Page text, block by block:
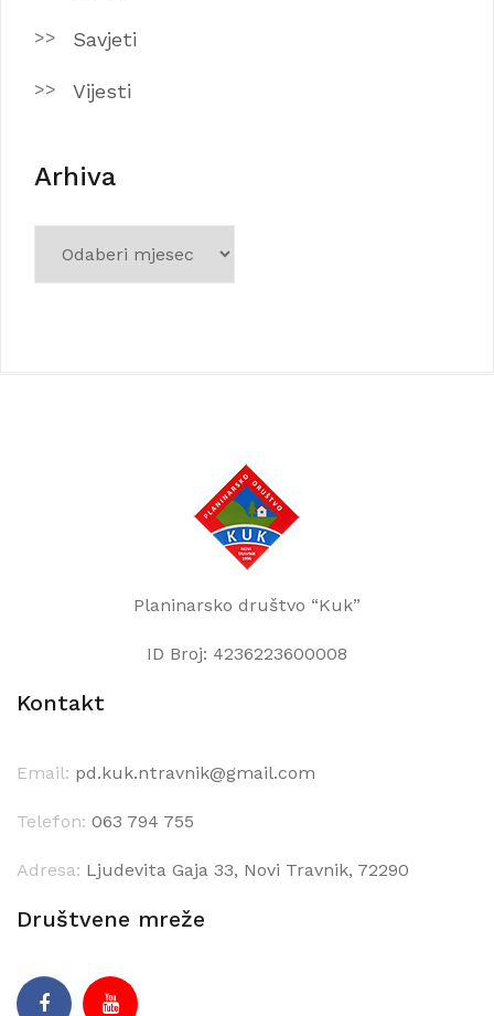
Savjeti
Vijesti
Arhiva
Planinarsko društvo “Kuk”
ID Broj: 4236223600008
Kontakt
Email: pd.kuk.ntravnik@gmail.com
Telefon: 063 794 755
Adresa: Ljudevita Gaja 33, Novi Travnik, 72290
Društvene mreže